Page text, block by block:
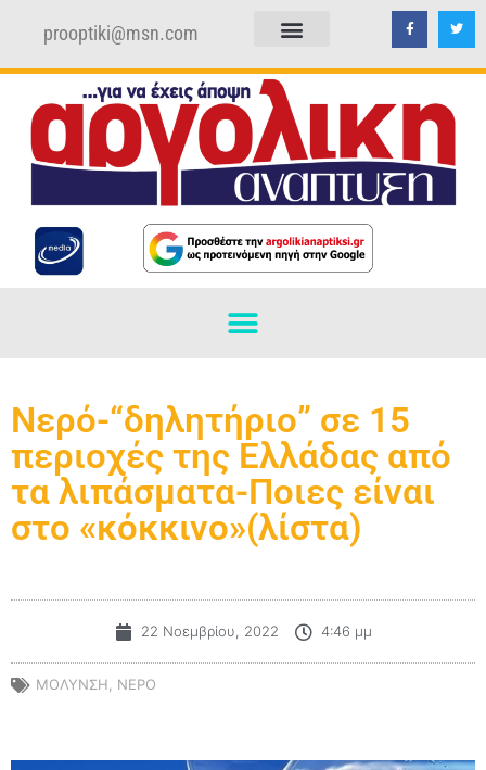
prooptiki@msn.com
Νερό-“δηλητήριο” σε 15
περιοχές της Ελλάδας από
τα λιπάσματα-Ποιες είναι
στο «κόκκινο»(λίστα)
22 Νοεμβρίου, 2022 4:46 μμ
ΜΟΛΥΝΣΗ, ΝΕΡΟ